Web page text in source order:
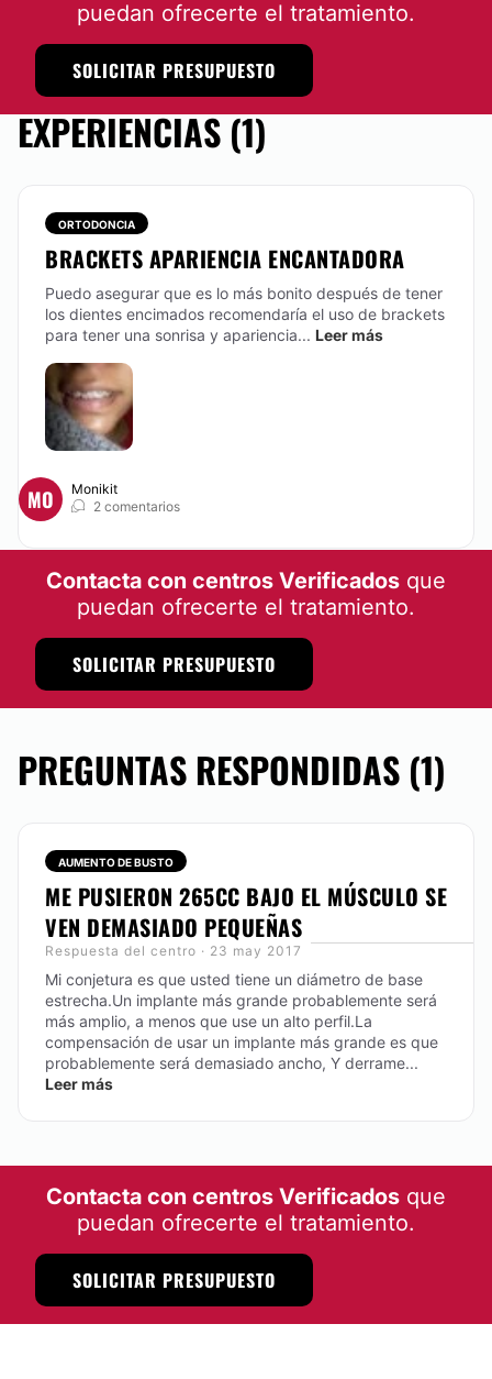
puedan ofrecerte el tratamiento.
SOLICITAR PRESUPUESTO
EXPERIENCIAS (1)
ORTODONCIA
BRACKETS APARIENCIA ENCANTADORA
Puedo asegurar que es lo más bonito después de tener
los dientes encimados recomendaría el uso de brackets
para tener una sonrisa y apariencia... Leer más
MO
Monikit
2 comentarios
Contacta con centros Verificados que
puedan ofrecerte el tratamiento.
SOLICITAR PRESUPUESTO
PREGUNTAS RESPONDIDAS (1)
AUMENTO DE BUSTO
ME PUSIERON 265CC BAJO EL MÚSCULO SE
VEN DEMASIADO PEQUEÑAS
Respuesta del centro · 23 may 2017
Mi conjetura es que usted tiene un diámetro de base
estrecha.Un implante más grande probablemente será
más amplio, a menos que use un alto perfil.La
compensación de usar un implante más grande es que
probablemente será demasiado ancho, Y derrame...
Leer más
Contacta con centros Verificados que
puedan ofrecerte el tratamiento.
SOLICITAR PRESUPUESTO